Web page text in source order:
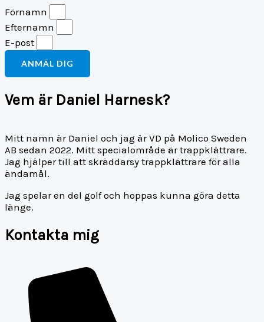
Förnamn
Efternamn
E-post
ANMÄL DIG
Vem är Daniel Harnesk?
Mitt namn är Daniel och jag är VD på Molico Sweden
AB sedan 2022. Mitt specialområde är trappklättrare.
Jag hjälper till att skräddarsy trappklättrare för alla
ändamål.
Jag spelar en del golf och hoppas kunna göra detta
länge.
Kontakta mig